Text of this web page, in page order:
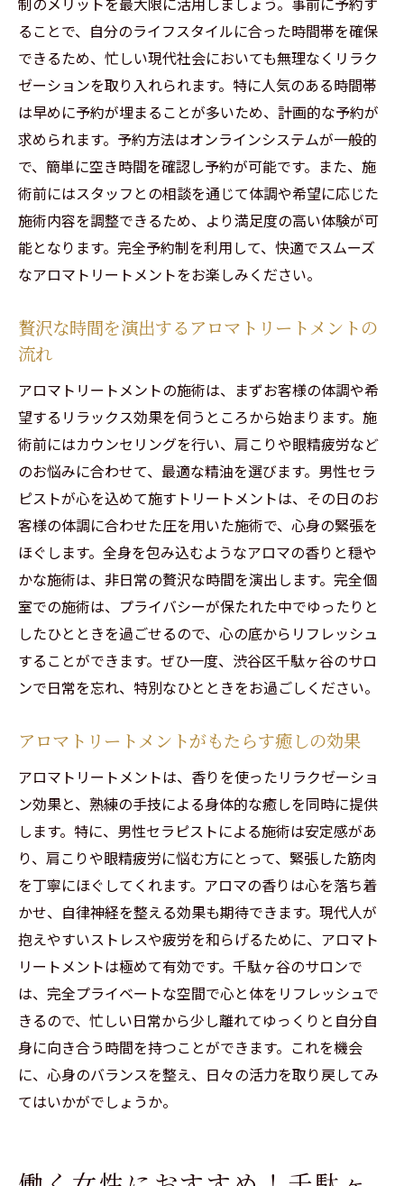
ることで、自分のライフスタイルに合った時間帯を確保
できるため、忙しい現代社会においても無理なくリラク
ゼーションを取り入れられます。特に人気のある時間帯
は早めに予約が埋まることが多いため、計画的な予約が
求められます。予約方法はオンラインシステムが一般的
で、簡単に空き時間を確認し予約が可能です。また、施
術前にはスタッフとの相談を通じて体調や希望に応じた
施術内容を調整できるため、より満足度の高い体験が可
能となります。完全予約制を利用して、快適でスムーズ
なアロマトリートメントをお楽しみください。
贅沢な時間を演出するアロマトリートメントの
流れ
アロマトリートメントの施術は、まずお客様の体調や希
望するリラックス効果を伺うところから始まります。施
術前にはカウンセリングを行い、肩こりや眼精疲労など
のお悩みに合わせて、最適な精油を選びます。男性セラ
ピストが心を込めて施すトリートメントは、その日のお
客様の体調に合わせた圧を用いた施術で、心身の緊張を
ほぐします。全身を包み込むようなアロマの香りと穏や
かな施術は、非日常の贅沢な時間を演出します。完全個
室での施術は、プライバシーが保たれた中でゆったりと
したひとときを過ごせるので、心の底からリフレッシュ
することができます。ぜひ一度、渋谷区千駄ヶ谷のサロ
ンで日常を忘れ、特別なひとときをお過ごしください。
アロマトリートメントがもたらす癒しの効果
アロマトリートメントは、香りを使ったリラクゼーショ
ン効果と、熟練の手技による身体的な癒しを同時に提供
します。特に、男性セラピストによる施術は安定感があ
り、肩こりや眼精疲労に悩む方にとって、緊張した筋肉
を丁寧にほぐしてくれます。アロマの香りは心を落ち着
かせ、自律神経を整える効果も期待できます。現代人が
抱えやすいストレスや疲労を和らげるために、アロマト
リートメントは極めて有効です。千駄ヶ谷のサロンで
は、完全プライベートな空間で心と体をリフレッシュで
きるので、忙しい日常から少し離れてゆっくりと自分自
身に向き合う時間を持つことができます。これを機会
に、心身のバランスを整え、日々の活力を取り戻してみ
てはいかがでしょうか。